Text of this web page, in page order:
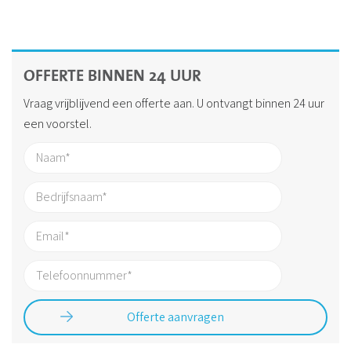
OFFERTE BINNEN 24 UUR
Vraag vrijblijvend een offerte aan. U ontvangt binnen 24 uur
een voorstel.